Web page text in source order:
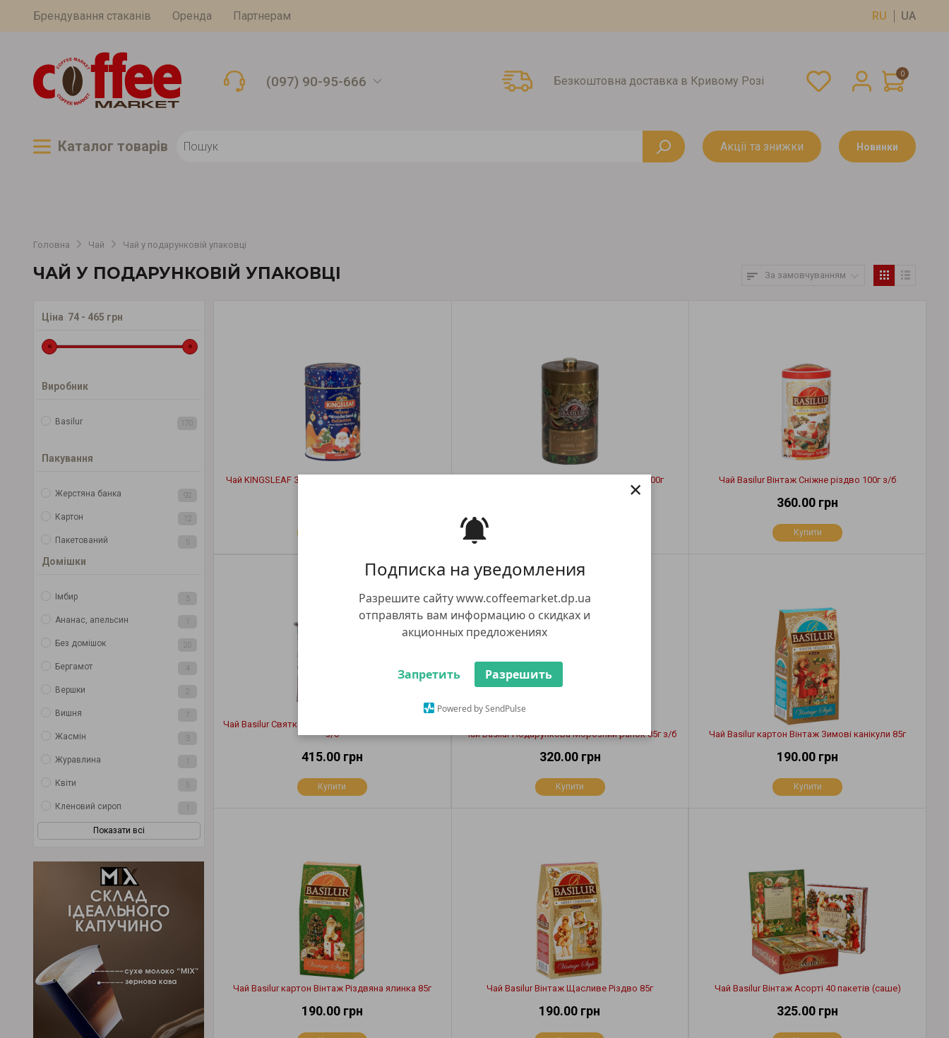
Подписка на уведомления
Разрешите сайту www.coffeemarket.dp.ua
отправлять вам информацию о скидках и
акционных предложениях
Запретить Разрешить
Powered by SendPulse
×
Брендування стаканів Оренда Партнерам RU UA
(097) 90-95-666 Безкоштовна доставка в Кривому Розі
0
Каталог товарiв Акції та знижки Новинки
Головна Чай Чай у подарунковій упаковці
ЧАЙ У ПОДАРУНКОВІЙ УПАКОВЦІ За замовчуванням
Цiна 74 - 465 грн
Виробник
Basilur 170
Пакування
Жерстяна банка 92
Картон 12
Пакетований 5
Домішки
Імбир 3
Ананас, апельсин 1
Без домішок 20
Бергамот 4
Вершки 2
Вишня 7
Жасмін 3
Журавлина 1
Квіти 5
Кленовий сироп 1
Показати всі
Чай KINGSLEAF Зимова казка Різдвяна ніч з/б 50г Чай Basilur Незабутні миті Бурштин з/б 100г Чай Basilur Вінтаж Сніжне різдво 100г з/б
360.00 грн
Купити
Чай Basilur Святковий чай Дивовижні моменти 75г
з/б
415.00 грн
Купити
Чай Basilur Подарункова Морозний ранок 85г з/б
320.00 грн
Купити
Чай Basilur картон Вінтаж Зимові канікули 85г
190.00 грн
Купити
Чай Basilur картон Вінтаж Різдвяна ялинка 85г
190.00 грн
Чай Basilur Вінтаж Щасливе Різдво 85г
190.00 грн
Чай Basilur Вінтаж Асорті 40 пакетів (саше)
325.00 грн